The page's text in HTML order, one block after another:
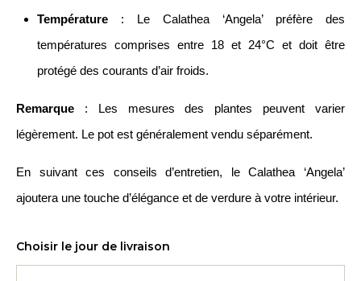
Température: Le Calathea ‘Angela’ préfère des
températures comprises entre 18 et 24°C et doit être
protégé des courants d’air froids.
Remarque : Les mesures des plantes peuvent varier
légèrement. Le pot est généralement vendu séparément.
En suivant ces conseils d’entretien, le Calathea ‘Angela’
ajoutera une touche d’élégance et de verdure à votre intérieur.
Choisir le jour de livraison